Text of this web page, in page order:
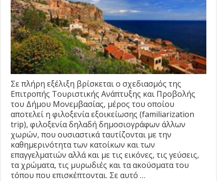
Σε πλήρη εξέλιξη βρίσκεται ο σχεδιασμός της
Επιτροπής Τουριστικής Ανάπτυξης και Προβολής
του Δήμου Μονεμβασίας, μέρος του οποίου
αποτελεί η φιλοξενία εξοικείωσης (familiarization
trip), φιλοξενία δηλαδή δημοσιογράφων άλλων
χωρών, που ουσιαστικά ταυτίζονται με την
καθημερινότητα των κατοίκων και των
επαγγελματιών αλλά και με τις εικόνες, τις γεύσεις,
τα χρώματα, τις μυρωδιές και τα ακούσματα του
τόπου που επισκέπτονται. Σε αυτό …